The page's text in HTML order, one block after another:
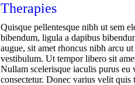
Therapies
Quisque pellentesque nibh ut sem
bibendum, ligula a dapibus
augue, sit amet rhoncus nibh arcu
vestibulum. Ut tempor libero sit
Nullam scelerisque iaculis purus eu
consectetur. Donec varius velit quis